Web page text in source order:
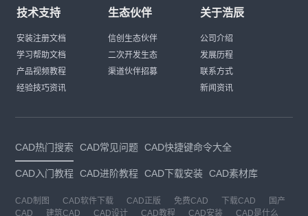
技术支持
安装注册文档
学习帮助文档
产品视频教程
经验技巧资讯
生态伙伴
信创生态伙伴
二次开发生态
渠道伙伴招募
关于浩辰
公司介绍
发展历程
联系方式
新闻资讯
CAD热门搜索 CAD常见问题 CAD快捷键命令大全
CAD入门教程 CAD进阶教程 CAD下载安装 CAD素材库
CAD制图 CAD软件下载 CAD正版 免费CAD 下载CAD
国产
CAD
建筑CAD CAD设计 CAD教程 CAD安装 CAD是什么